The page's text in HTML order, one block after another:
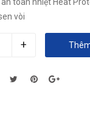
vòi
+